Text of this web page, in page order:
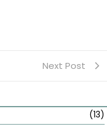
Next Post
(13)